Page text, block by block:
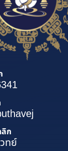
ก
ทย์